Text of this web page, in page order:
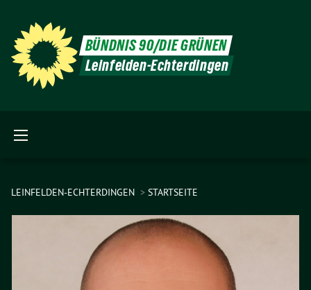
BÜNDNIS 90/DIE GRÜNEN
Leinfelden-Echterdingen
LEINFELDEN-ECHTERDINGEN STARTSEITE